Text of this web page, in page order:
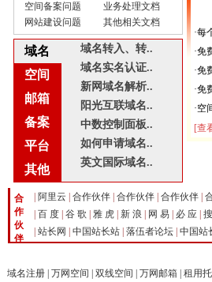
空间备案问题
业务处理文档
网站建设问题
其他相关文档
域名
空间
邮箱
备案
平台
其他
域名转入、转..
域名实名认证..
新网域名解析..
阳光互联域名..
中数控制面板..
如何申请域名..
英文国际域名..
·每
·免
·免
·免
·空
[查
合
作
伙
伴
阿里云 合作伙伴 合作伙伴 合作伙伴
百 度 谷 歌 雅 虎 新 浪 网 易 必 应
站长网 中国站长站 落伍者论坛 中国站
域名注册 万网空间 双线空间 万网邮箱 租用